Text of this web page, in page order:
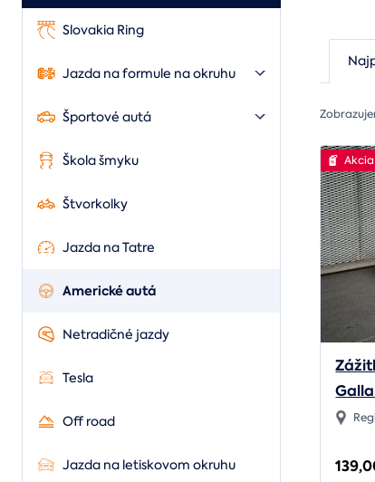
Slovakia Ring
Jazda na formule na okruhu
Športové autá
Škola šmyku
Štvorkolky
Jazda na Tatre
Americké autá
Netradičné jazdy
Tesla
Off road
Jazda na letiskovom okruhu
Akcia